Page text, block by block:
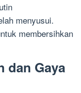
menyusui.
membersihkan
dan Gaya